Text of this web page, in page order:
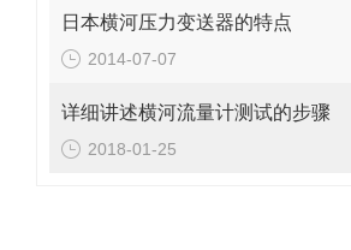
日本横河压力变送器的特点
2014-07-07
详细讲述横河流量计测试的步骤
2018-01-25